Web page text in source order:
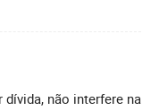
não interfere na